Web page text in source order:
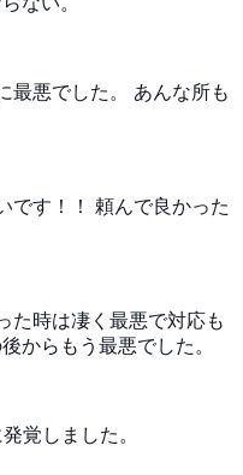
最悪でした。 あんな所も
です！！ 頼んで良かった
た時は凄く最悪で対応も
からもう最悪でした。
覚しました。